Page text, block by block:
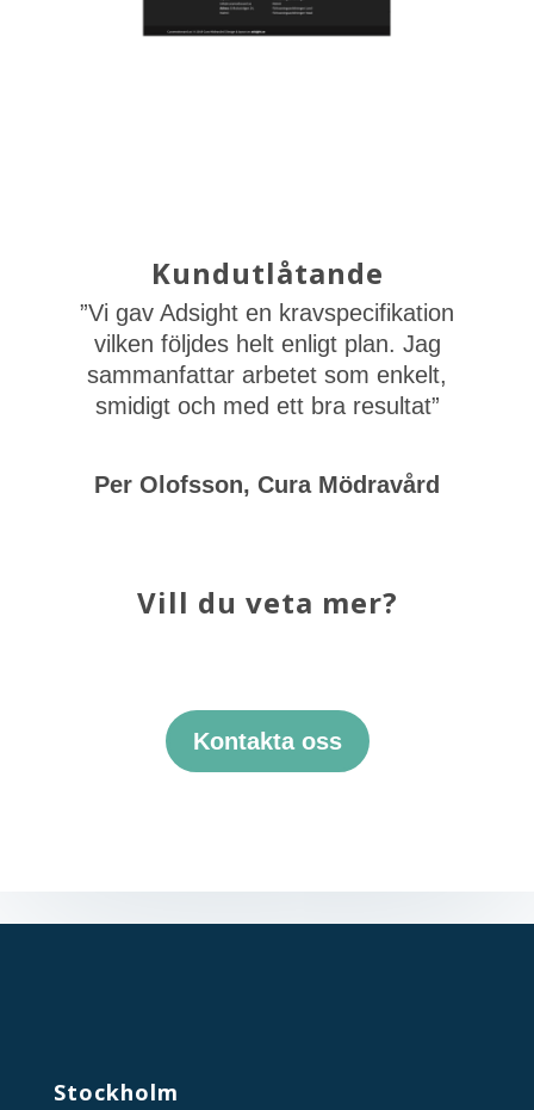
Kundutlåtande
”Vi gav Adsight en kravspecifikation
vilken följdes helt enligt plan. Jag
sammanfattar arbetet som enkelt,
smidigt och med ett bra resultat”
Per Olofsson, Cura Mödravård
Vill du veta mer?
Kontakta oss
Stockholm